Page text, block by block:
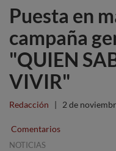
Puesta en
campaña
"QUIEN
VIVIR"
Redacción | 2 de
Comentarios
NOTICIAS